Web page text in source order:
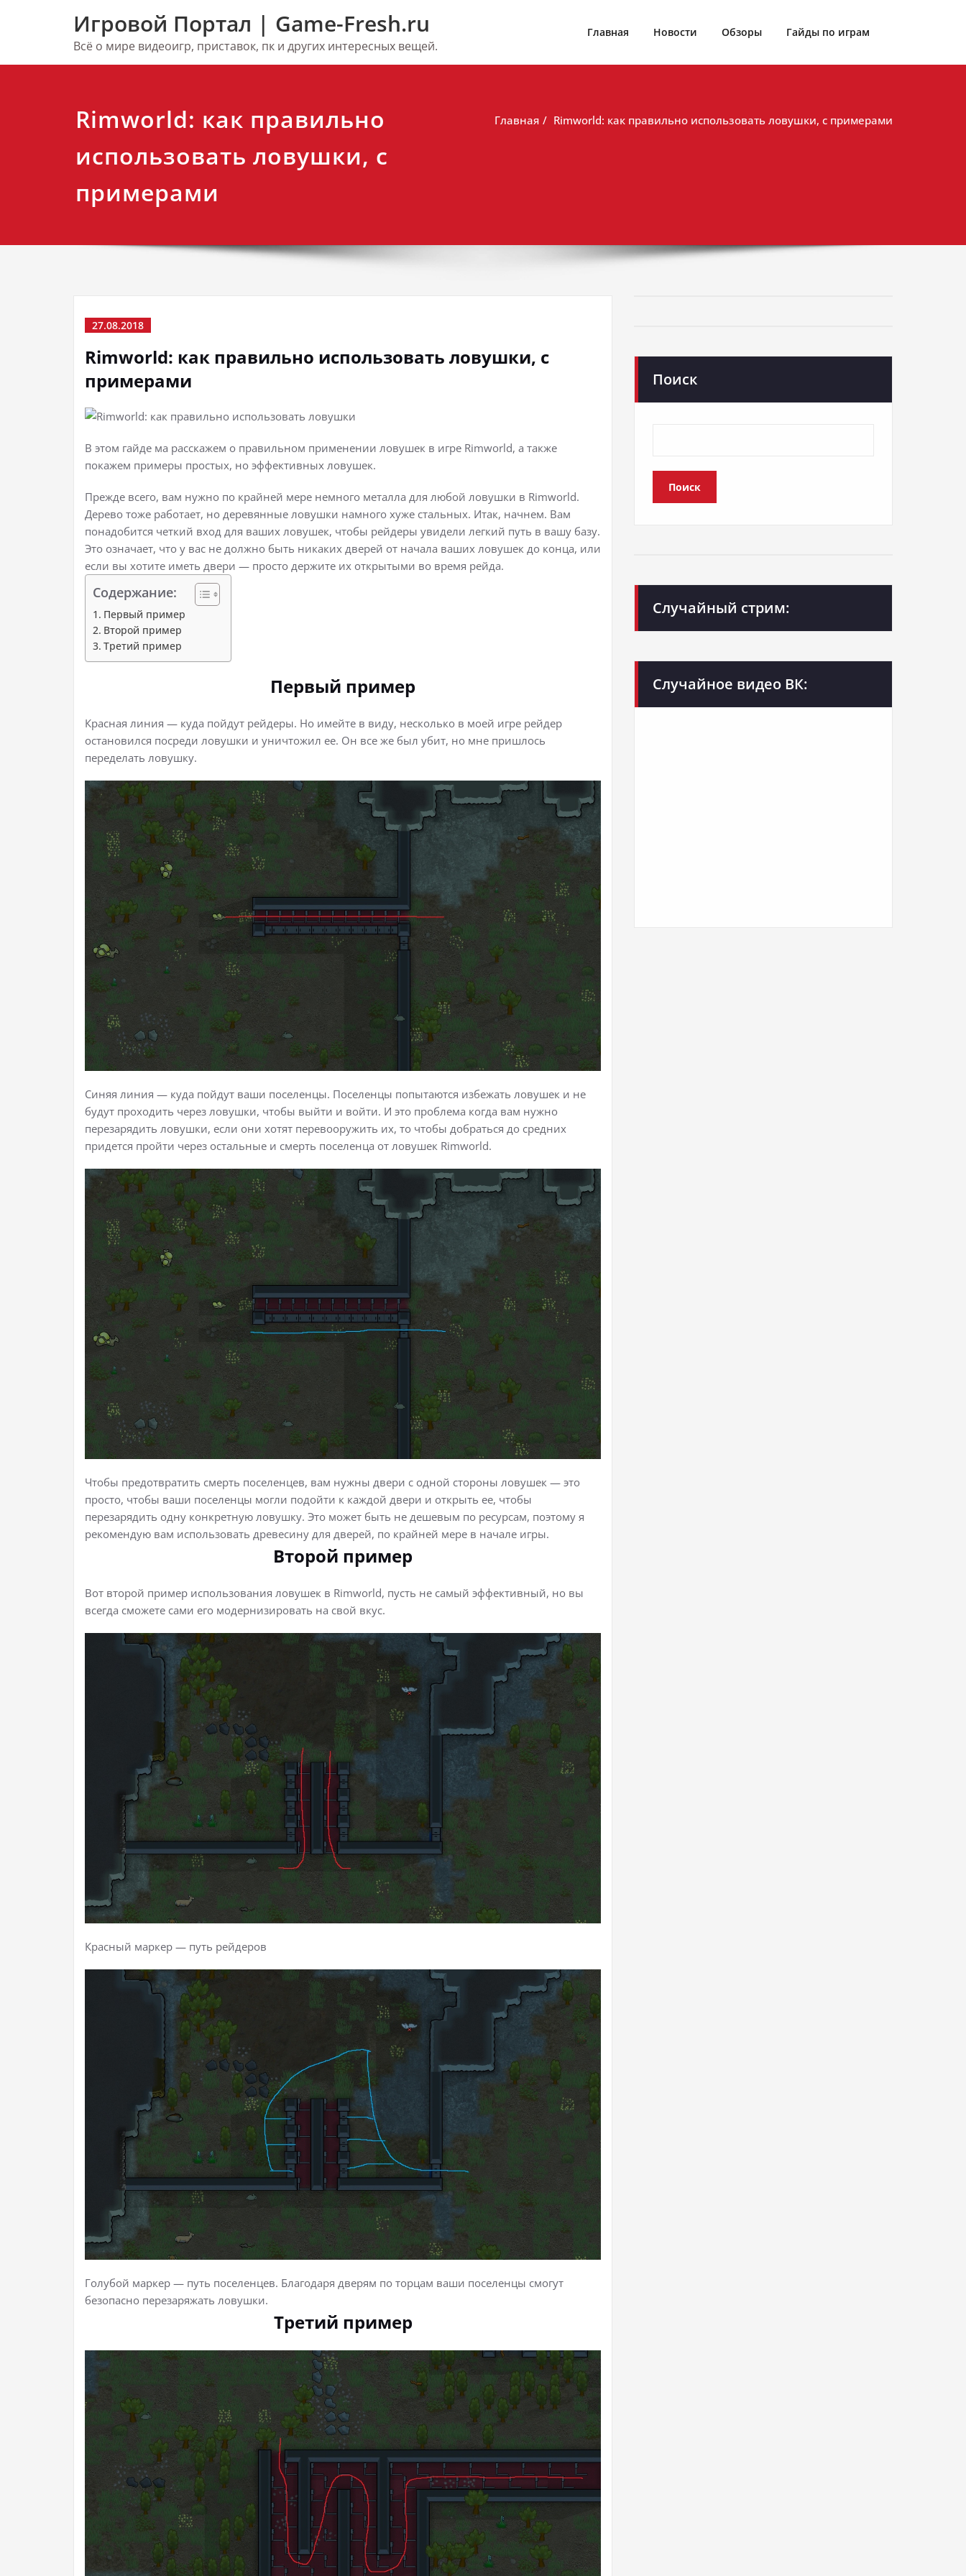
Игровой Портал | Game-Fresh.ru
Всё о мире видеоигр, приставок, пк и других интересных вещей.
Главная Новости Обзоры Гайды по играм
Rimworld: как правильно
использовать ловушки, с
примерами
Главная Rimworld: как правильно использовать ловушки, с примерами
27.08.2018
Rimworld: как правильно использовать ловушки, с
примерами
В этом гайде ма расскажем о правильном применении ловушек в игре Rimworld, а также
покажем примеры простых, но эффективных ловушек.
Прежде всего, вам нужно по крайней мере немного металла для любой ловушки в Rimworld.
Дерево тоже работает, но деревянные ловушки намного хуже стальных. Итак, начнем. Вам
понадобится четкий вход для ваших ловушек, чтобы рейдеры увидели легкий путь в вашу базу.
Это означает, что у вас не должно быть никаких дверей от начала ваших ловушек до конца, или
если вы хотите иметь двери — просто держите их открытыми во время рейда.
Содержание:
Первый пример
Второй пример
Третий пример
Первый пример
Красная линия — куда пойдут рейдеры. Но имейте в виду, несколько в моей игре рейдер
остановился посреди ловушки и уничтожил ее. Он все же был убит, но мне пришлось
переделать ловушку.
Синяя линия — куда пойдут ваши поселенцы. Поселенцы попытаются избежать ловушек и не
будут проходить через ловушки, чтобы выйти и войти. И это проблема когда вам нужно
перезарядить ловушки, если они хотят перевооружить их, то чтобы добраться до средних
придется пройти через остальные и смерть поселенца от ловушек Rimworld.
Чтобы предотвратить смерть поселенцев, вам нужны двери с одной стороны ловушек — это
просто, чтобы ваши поселенцы могли подойти к каждой двери и открыть ее, чтобы
перезарядить одну конкретную ловушку. Это может быть не дешевым по ресурсам, поэтому я
рекомендую вам использовать древесину для дверей, по крайней мере в начале игры.
Второй пример
Вот второй пример использования ловушек в Rimworld, пусть не самый эффективный, но вы
всегда сможете сами его модернизировать на свой вкус.
Красный маркер — путь рейдеров
Голубой маркер — путь поселенцев. Благодаря дверям по торцам ваши поселенцы смогут
безопасно перезаряжать ловушки.
Третий пример
Поиск
Поиск
Случайный стрим:
Случайное видео ВК: